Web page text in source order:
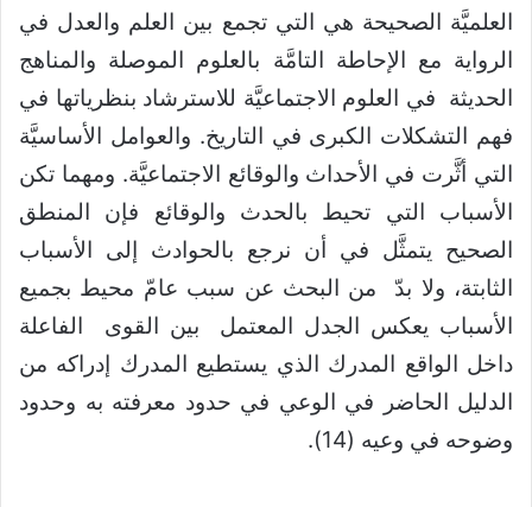
العلميَّة الصحيحة هي التي تجمع بين العلم والعدل في
الرواية مع الإحاطة التامَّة بالعلوم الموصلة والمناهج
الحديثة في العلوم الاجتماعيَّة للاسترشاد بنظرياتها في
فهم التشكلات الكبرى في التاريخ. والعوامل الأساسيَّة
التي أثَّرت في الأحداث والوقائع الاجتماعيَّة. ومهما تكن
الأسباب التي تحيط بالحدث والوقائع فإن المنطق
الصحيح يتمثَّل في أن نرجع بالحوادث إلى الأسباب
الثابتة، ولا بدّ من البحث عن سبب عامّ محيط بجميع
الأسباب يعكس الجدل المعتمل بين القوى الفاعلة
داخل الواقع المدرك الذي يستطيع المدرك إدراكه من
الدليل الحاضر في الوعي في حدود معرفته به وحدود
وضوحه في وعيه (14).